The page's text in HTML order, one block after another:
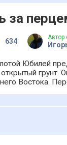
за
634 Автор
Юбилей
грунт.
Востока.